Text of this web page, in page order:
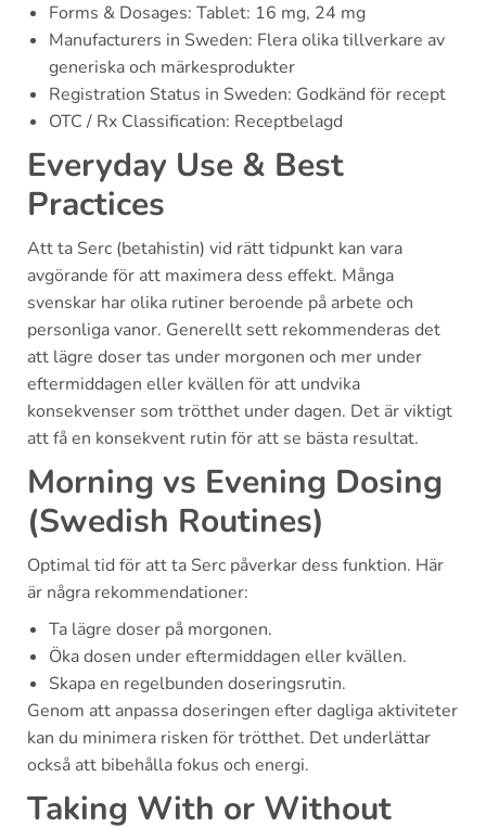
Forms & Dosages: Tablet: 16 mg, 24 mg
Manufacturers in Sweden: Flera olika tillverkare av
generiska och märkesprodukter
Registration Status in Sweden: Godkänd för recept
OTC / Rx Classification: Receptbelagd
Everyday Use & Best
Practices
Att ta Serc (betahistin) vid rätt tidpunkt kan vara
avgörande för att maximera dess effekt. Många
svenskar har olika rutiner beroende på arbete och
personliga vanor. Generellt sett rekommenderas det
att lägre doser tas under morgonen och mer under
eftermiddagen eller kvällen för att undvika
konsekvenser som trötthet under dagen. Det är viktigt
att få en konsekvent rutin för att se bästa resultat.
Morning vs Evening Dosing
(Swedish Routines)
Optimal tid för att ta Serc påverkar dess funktion. Här
är några rekommendationer:
Ta lägre doser på morgonen.
Öka dosen under eftermiddagen eller kvällen.
Skapa en regelbunden doseringsrutin.
Genom att anpassa doseringen efter dagliga aktiviteter
kan du minimera risken för trötthet. Det underlättar
också att bibehålla fokus och energi.
Taking With or Without